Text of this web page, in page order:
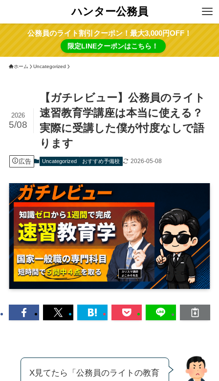
ハンター公務員
公務員のライト割引クーポン！最大3,000円OFF！
限定LINEクーポンはこちら！
ホーム Uncategorized
【ガチレビュー】公務員のライト
速習教育学講座は本当に使える？
実際に受講した僕が忖度なしで語
ります
2026
5/08
広告 Uncategorized おすすめ予備校 2026-05-08
X見てたら「公務員のライトの教育